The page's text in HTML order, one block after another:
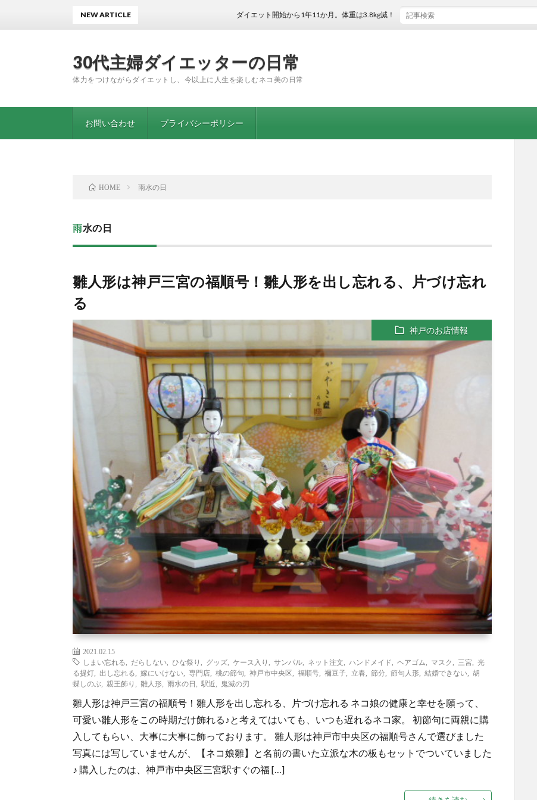
30代主婦ダイエッターの日常
体力をつけながらダイエットし、今以上に人生を楽しむネコ美の日常
お問い合わせ プライバシーポリシー
NEW ARTICLE ダイエット開始から1年11か月。体重は3.8kg減！体脂肪率は2.3％減！
HOME 雨水の日
雨水の日
雛人形は神戸三宮の福順号！雛人形を出し忘れる、片づけ忘れ
る
神戸のお店情報
2021.02.15
しまい忘れる
だらしない ひな祭り グッズ ケース入り サンパル ネット注文 ハンドメイド ヘアゴム マスク 三宮
光
る提灯
出し忘れる 嫁にいけない 専門店 桃の節句 神戸市中央区 福順号 禰豆子 立春 節分 節句人形 結婚できない
胡
蝶しのぶ
親王飾り 雛人形 雨水の日 駅近 鬼滅の刃
雛人形は神戸三宮の福順号！雛人形を出し忘れる、片づけ忘れる ネコ娘の健康と幸せを願って、
可愛い雛人形をこの時期だけ飾れる♪と考えてはいても、いつも遅れるネコ家。 初節句に両親に購
入してもらい、大事に大事に飾っております。 雛人形は神戸市中央区の福順号さんで選びました
写真には写していませんが、【ネコ娘雛】と名前の書いた立派な木の板もセットでついていました
♪ 購入したのは、神戸市中央区三宮駅すぐの福 […]